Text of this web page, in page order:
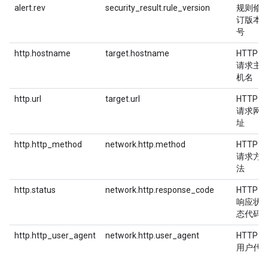
alert.rev security_result.rule_version
规则修
订版本
号
http.hostname target.hostname
HTTP
请求主
机名
http.url target.url
HTTP
请求网
址
http.http_method network.http.method
HTTP
请求方
法
http.status network.http.response_code
HTTP
响应状
态代码
http.http_user_agent network.http.user_agent
HTTP
用户代